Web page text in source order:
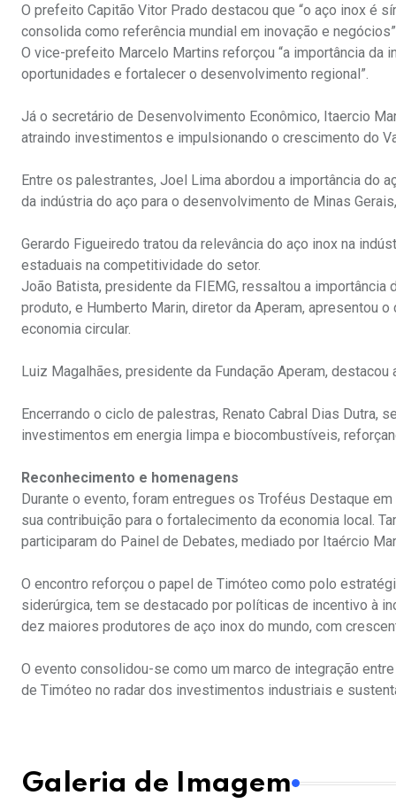
O prefeito Capitão Vitor Prado destacou que “o aço inox é
consolida como referência mundial em inovação e
O vice-prefeito Marcelo Martins reforçou “a importância da
oportunidades e fortalecer o desenvolvimento regional”.
Já o secretário de Desenvolvimento Econômico, Itaercio
atraindo investimentos e impulsionando o crescimento do
Entre os palestrantes, Joel Lima abordou a importância do
da indústria do aço para o desenvolvimento de Minas
Gerardo Figueiredo tratou da relevância do aço inox na
estaduais na competitividade do setor.
João Batista, presidente da FIEMG, ressaltou a
produto, e Humberto Marin, diretor da Aperam, apresentou
economia circular.
Luiz Magalhães, presidente da Fundação Aperam,
Encerrando o ciclo de palestras, Renato Cabral Dias Dutra,
investimentos em energia limpa e biocombustíveis,
Reconhecimento e homenagens
Durante o evento, foram entregues os Troféus Destaque
sua contribuição para o fortalecimento da economia local.
participaram do Painel de Debates, mediado por Itaércio
O encontro reforçou o papel de Timóteo como polo
siderúrgica, tem se destacado por políticas de incentivo à
dez maiores produtores de aço inox do mundo, com
O evento consolidou-se como um marco de integração
de Timóteo no radar dos investimentos industriais e
Galeria de Imagem